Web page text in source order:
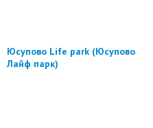
Юсупово Life park (Юсупово
Лайф парк)